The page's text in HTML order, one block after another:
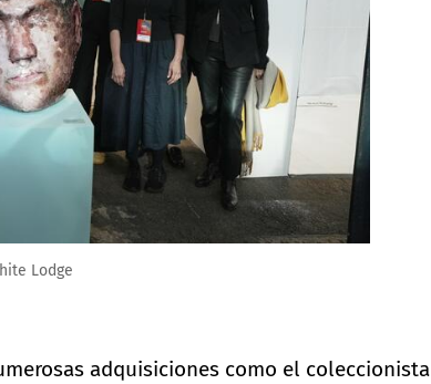
Lodge
adquisiciones como el coleccionista